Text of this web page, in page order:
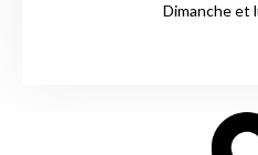
Dimanche et